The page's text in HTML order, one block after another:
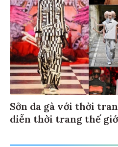
Sởn da gà với thời
diễn thời trang thế